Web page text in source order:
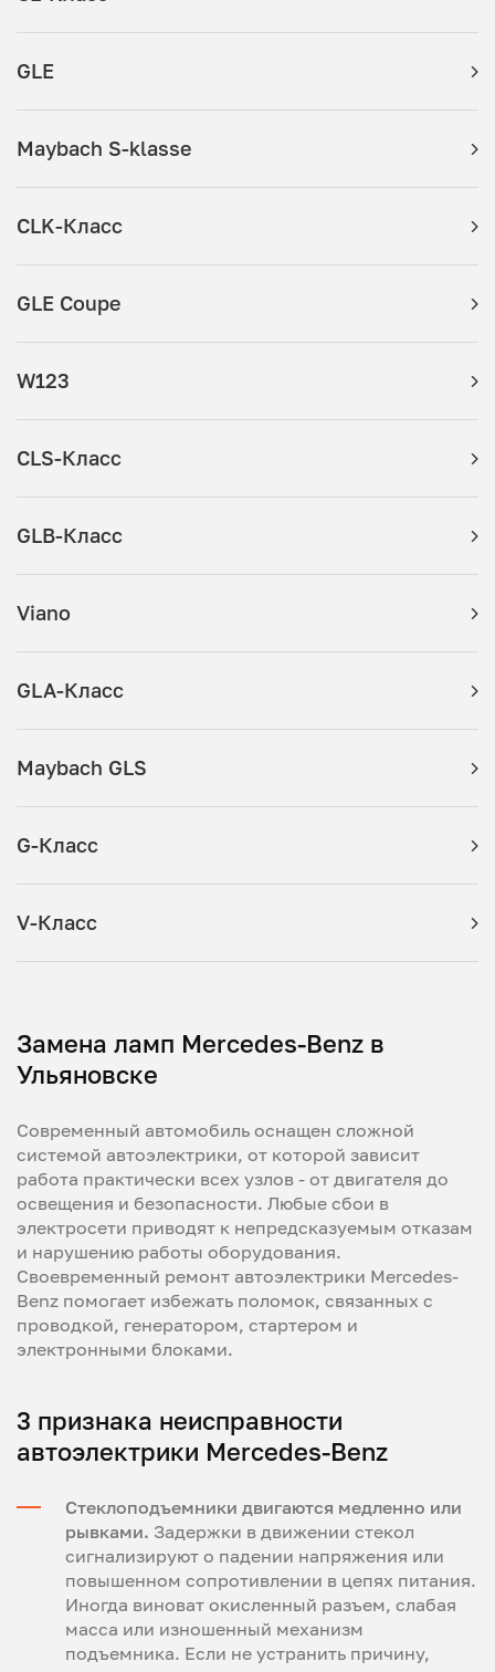
GLE
Maybach S-klasse
CLK-Класс
GLE Coupe
W123
CLS-Класс
GLB-Класс
Viano
GLA-Класс
Maybach GLS
G-Класс
V-Класс
Замена ламп Mercedes-Benz в
Ульяновске
Современный автомобиль оснащен сложной
системой автоэлектрики, от которой зависит
работа практически всех узлов - от двигателя до
освещения и безопасности. Любые сбои в
электросети приводят к непредсказуемым отказам
и нарушению работы оборудования.
Своевременный ремонт автоэлектрики Mercedes-
Benz помогает избежать поломок, связанных с
проводкой, генератором, стартером и
электронными блоками.
3 признака неисправности
автоэлектрики Mercedes-Benz
Стеклоподъемники двигаются медленно или
рывками. Задержки в движении стекол
сигнализируют о падении напряжения или
повышенном сопротивлении в цепях питания.
Иногда виноват окисленный разъем, слабая
масса или изношенный механизм
подъемника. Если не устранить причину,